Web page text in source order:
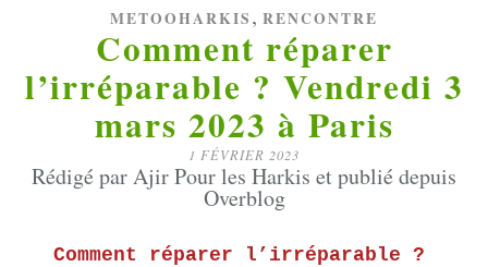
METOOHARKIS , RENCONTRE
Comment réparer
l’irréparable ? Vendredi 3
mars 2023 à Paris
1 FÉVRIER 2023
Rédigé par Ajir Pour les Harkis et publié depuis
Overblog
Comment réparer l’irréparable ?